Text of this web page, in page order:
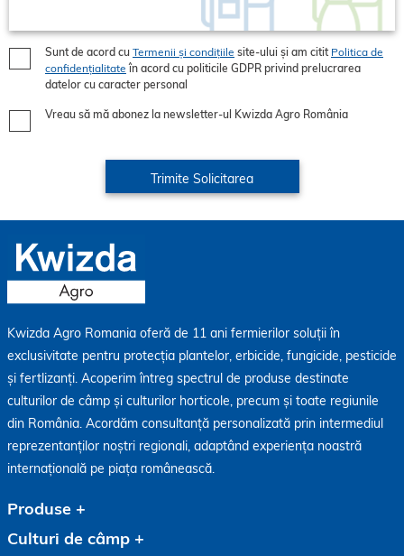
Sunt de acord cu Termenii și condițiile site-ului și am citit Politica de
confidențialitate în acord cu politicile GDPR privind prelucrarea
datelor cu caracter personal
Vreau să mă abonez la newsletter-ul Kwizda Agro România
Kwizda Agro Romania oferă de 11 ani fermierilor soluții în
exclusivitate pentru protecția plantelor, erbicide, fungicide, pesticide
și fertlizanți. Acoperim întreg spectrul de produse destinate
culturilor de câmp și culturilor horticole, precum și toate regiunile
din România. Acordăm consultanță personalizată prin intermediul
reprezentanților noștri regionali, adaptând experiența noastră
internațională pe piața românească.
Produse
Culturi de câmp